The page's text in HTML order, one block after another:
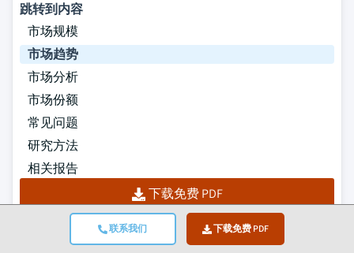
联系我们 下载免费 PDF
跳转到内容
市场规模
市场趋势
市场分析
市场份额
常见问题
研究方法
相关报告
下载免费 PDF